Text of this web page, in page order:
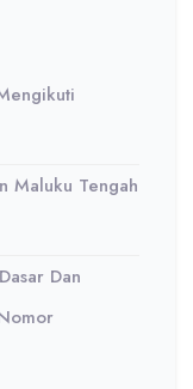
Maluku Tengah
Dan